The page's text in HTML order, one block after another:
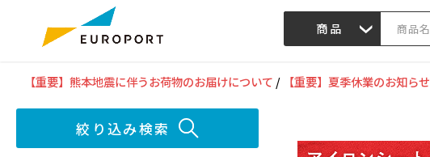
商品
【重要】熊本地震に伴うお荷物のお届けについて / 【重要】夏季休業のお知らせ
絞り込み検索